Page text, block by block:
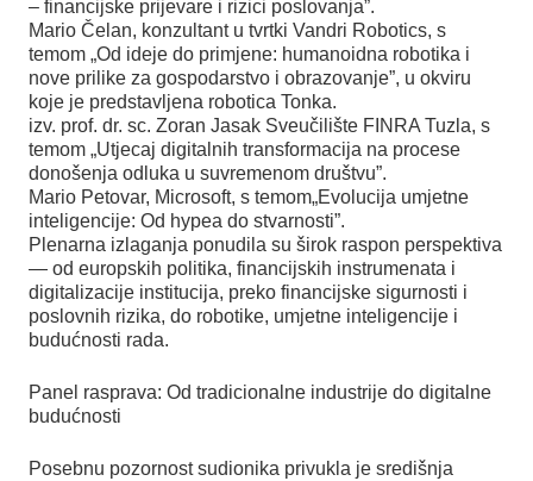
– financijske prijevare i rizici poslovanja”.
Mario Čelan, konzultant u tvrtki Vandri Robotics, s
temom „Od ideje do primjene: humanoidna robotika i
nove prilike za gospodarstvo i obrazovanje”, u okviru
koje je predstavljena robotica Tonka.
izv. prof. dr. sc. Zoran Jasak Sveučilište FINRA Tuzla, s
temom „Utjecaj digitalnih transformacija na procese
donošenja odluka u suvremenom društvu”.
Mario Petovar, Microsoft, s temom„Evolucija umjetne
inteligencije: Od hypea do stvarnosti”.
Plenarna izlaganja ponudila su širok raspon perspektiva
— od europskih politika, financijskih instrumenata i
digitalizacije institucija, preko financijske sigurnosti i
poslovnih rizika, do robotike, umjetne inteligencije i
budućnosti rada.
Panel rasprava: Od tradicionalne industrije do digitalne
budućnosti
Posebnu pozornost sudionika privukla je središnja